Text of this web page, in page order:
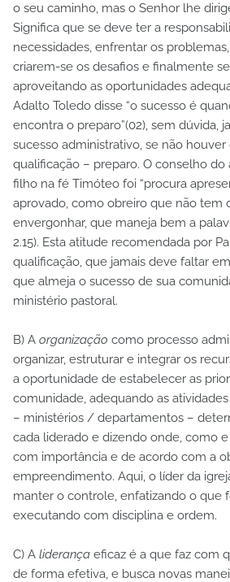
o seu caminho, mas o Senhor lhe
Significa que se deve ter a
necessidades, enfrentar os
criarem-se os desafios e finalmente
aproveitando as oportunidades
Adalto Toledo disse “o sucesso é
encontra o preparo”(02), sem dúvida,
sucesso administrativo, se não
qualificação – preparo. O conselho do
filho na fé Timóteo foi “procura
aprovado, como obreiro que não tem
envergonhar, que maneja bem a
2.15). Esta atitude recomendada por
qualificação, que jamais deve faltar
que almeja o sucesso de sua
ministério pastoral.
B) A organização como processo
organizar, estruturar e integrar os
a oportunidade de estabelecer as
comunidade, adequando as
– ministérios / departamentos –
cada liderado e dizendo onde, como
com importância e de acordo com a
empreendimento. Aqui, o líder da
manter o controle, enfatizando o que
executando com disciplina e ordem.
C) A liderança eficaz é a que faz com
de forma efetiva, e busca novas